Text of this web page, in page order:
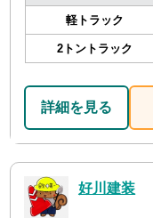
軽トラック
2トントラック
詳細を見る
好川建装